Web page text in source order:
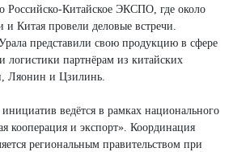
Российско-Китайское ЭКСПО, где около
и Китая провели деловые встречи.
представили свою продукцию в сфере
партнёрам из китайских
Ляонин и Цзилинь.
ведётся в рамках национального
кооперация и экспорт». Координация
региональным правительством при